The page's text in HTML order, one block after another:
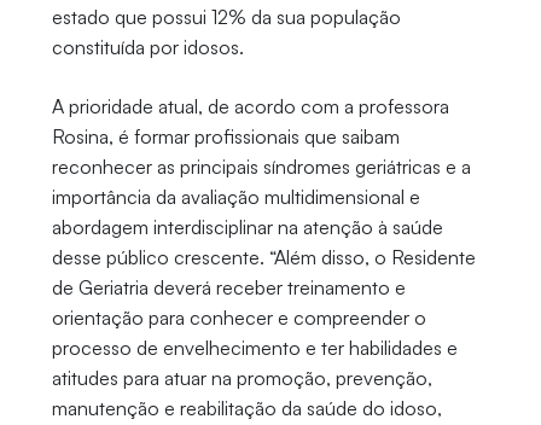
estado que possui 12% da sua população
constituída por idosos.
A prioridade atual, de acordo com a professora
Rosina, é formar profissionais que saibam
reconhecer as principais síndromes geriátricas e a
importância da avaliação multidimensional e
abordagem interdisciplinar na atenção à saúde
desse público crescente. “Além disso, o Residente
de Geriatria deverá receber treinamento e
orientação para conhecer e compreender o
processo de envelhecimento e ter habilidades e
atitudes para atuar na promoção, prevenção,
manutenção e reabilitação da saúde do idoso,